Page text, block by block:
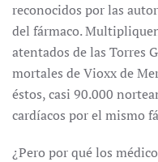
reconocidos por las
del fármaco.
atentados de las Torres
mortales de Vioxx de
éstos, casi 90.000
cardíacos por el mismo
¿Pero por qué los